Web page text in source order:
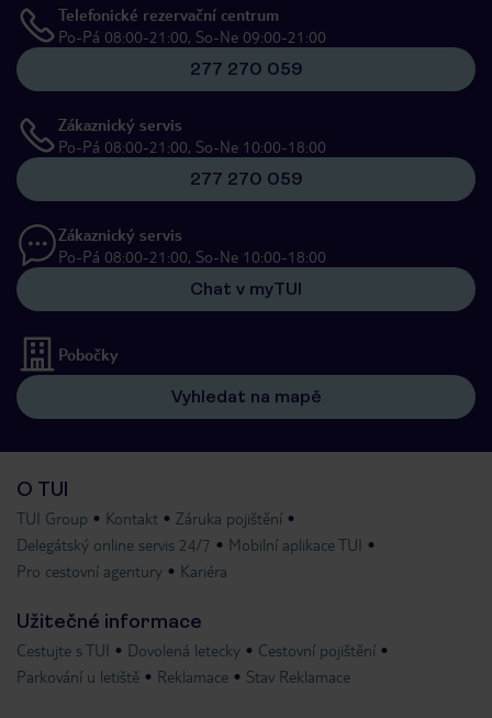
Telefonické rezervační centrum
Po-Pá 08:00-21:00, So-Ne 09:00-21:00
277 270 059
Zákaznický servis
Po-Pá 08:00-21:00, So-Ne 10:00-18:00
277 270 059
Zákaznický servis
Po-Pá 08:00-21:00, So-Ne 10:00-18:00
Chat v myTUI
Pobočky
Vyhledat na mapě
O TUI
TUI Group Kontakt
Záruka pojištění
Delegátský online servis 24/7
Mobilní aplikace TUI
Pro cestovní agentury
Kariéra
Užitečné informace
Cestujte s TUI Dovolená letecky
Cestovní pojištění
Parkování u letiště
Reklamace Stav Reklamace